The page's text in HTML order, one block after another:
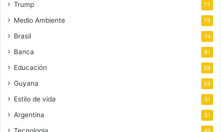
Trump 77
Medio Ambiente 75
Brasil 74
Banca 61
Educación 58
Guyana 55
Estilo de vida 51
Argentina 51